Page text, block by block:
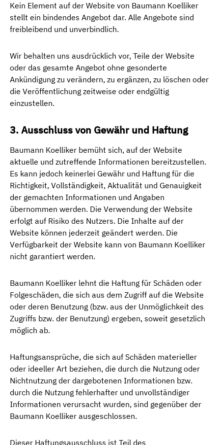
Kein Element auf der Website von Baumann Koelliker
stellt ein bindendes Angebot dar. Alle Angebote sind
freibleibend und unverbindlich.
Wir behalten uns ausdrücklich vor, Teile der Website
oder das gesamte Angebot ohne gesonderte
Ankündigung zu verändern, zu ergänzen, zu löschen oder
die Veröffentlichung zeitweise oder endgültig
einzustellen.
3. Ausschluss von Gewähr und Haftung
Baumann Koelliker bemüht sich, auf der Website
aktuelle und zutreffende Informationen bereitzustellen.
Es kann jedoch keinerlei Gewähr und Haftung für die
Richtigkeit, Vollständigkeit, Aktualität und Genauigkeit
der gemachten Informationen und Angaben
übernommen werden. Die Verwendung der Website
erfolgt auf Risiko des Nutzers. Die Inhalte auf der
Website können jederzeit geändert werden. Die
Verfügbarkeit der Website kann von Baumann Koelliker
nicht garantiert werden.
Baumann Koelliker lehnt die Haftung für Schäden oder
Folgeschäden, die sich aus dem Zugriff auf die Website
oder deren Benutzung (bzw. aus der Unmöglichkeit des
Zugriffs bzw. der Benutzung) ergeben, soweit gesetzlich
möglich ab.
Haftungsansprüche, die sich auf Schäden materieller
oder ideeller Art beziehen, die durch die Nutzung oder
Nichtnutzung der dargebotenen Informationen bzw.
durch die Nutzung fehlerhafter und unvollständiger
Informationen verursacht wurden, sind gegenüber der
Baumann Koelliker ausgeschlossen.
Dieser Haftungsausschluss ist Teil des